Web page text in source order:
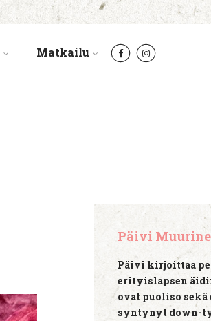
Matkailu
Päivi
Päivi kirjoittaa
erityislapsen
ovat puoliso sekä
syntynyt down-